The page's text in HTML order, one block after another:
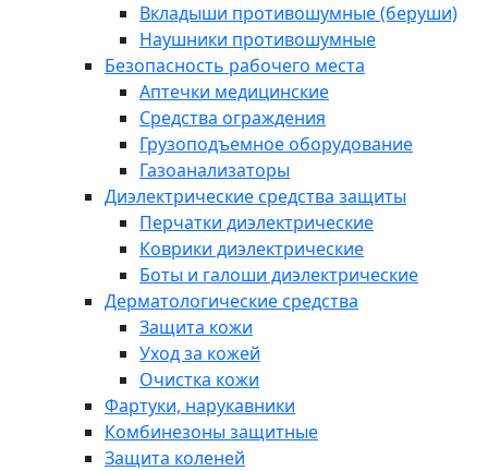
Вкладыши противошумные (беруши)
Наушники противошумные
Безопасность рабочего места
Аптечки медицинские
Средства ограждения
Грузоподъемное оборудование
Газоанализаторы
Диэлектрические средства защиты
Перчатки диэлектрические
Коврики диэлектрические
Боты и галоши диэлектрические
Дерматологические средства
Защита кожи
Уход за кожей
Очистка кожи
Фартуки, нарукавники
Комбинезоны защитные
Защита коленей